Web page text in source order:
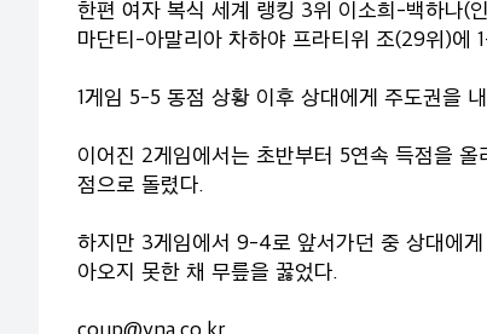
한편 여자 복식 세계 랭킹 3위 이소희-백하나(
마단티-아말리아 차하야 프라티위 조(29위)에
1게임 5-5 동점 상황 이후 상대에게 주도권을
이어진 2게임에서는 초반부터 5연속 득점을
점으로 돌렸다.
하지만 3게임에서 9-4로 앞서가던 중 상대에
아오지 못한 채 무릎을 꿇었다.